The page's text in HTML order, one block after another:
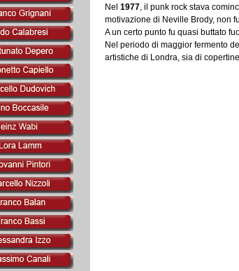
Nel 1977, il punk rock stava
motivazione di Neville Brody, non
A un certo punto fu quasi buttato
Nel periodo di maggior fermento
artistiche di Londra, sia di